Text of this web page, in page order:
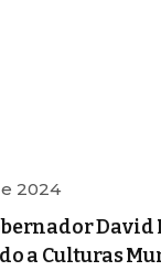
2024
David
a Culturas